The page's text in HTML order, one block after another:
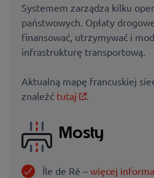
Systemem zarządza kilku
państwowych. Opłaty
finansować, utrzymywać i
infrastrukturę transportową.
Aktualną mapę francuskiej
znaleźć tutaj
Mosty
Île de Ré – więcej